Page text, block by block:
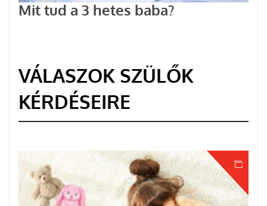
Mit tud a 3 hetes baba?
VÁLASZOK SZÜLŐK
KÉRDÉSEIRE